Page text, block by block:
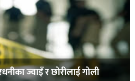
ज्वाइँ र छोरीलाई गोली